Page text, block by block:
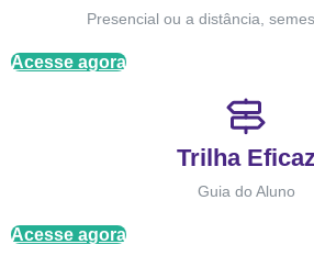
Presencial ou a distância,
Acesse agora
Trilha
Guia do Aluno
Acesse agora